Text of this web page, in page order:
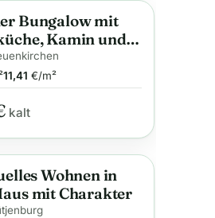
Bungalow mit
Kamin und
Neuenkirchen
11,41 €/m²
kalt
Wohnen in
mit Charakter